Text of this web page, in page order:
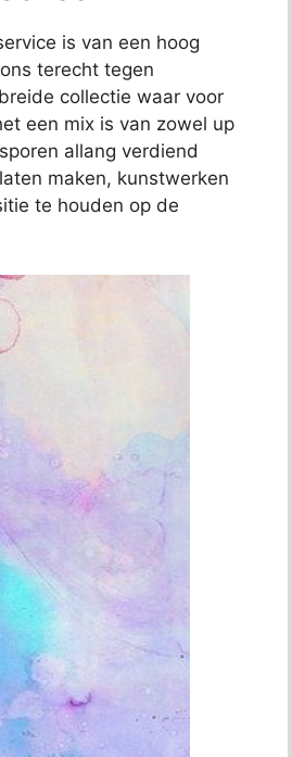
is van een hoog
terecht tegen
collectie waar voor
een mix is van zowel up
allang verdiend
maken, kunstwerken
te houden op de